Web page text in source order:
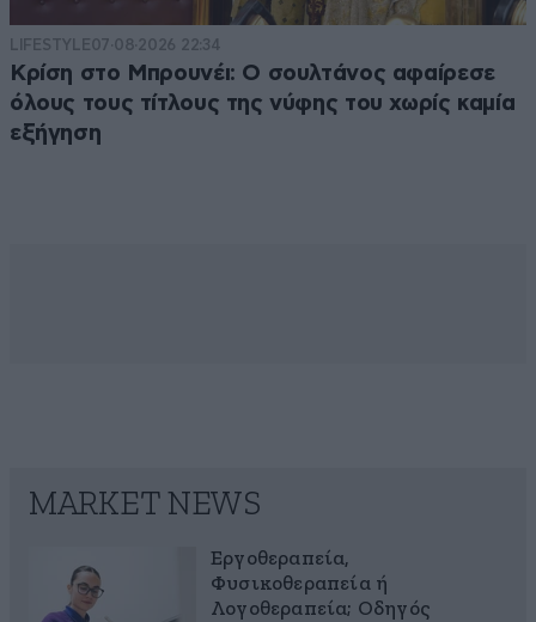
LIFESTYLE07·08·2026 22:34
Κρίση στο Μπρουνέι: Ο σουλτάνος αφαίρεσε
όλους τους τίτλους της νύφης του χωρίς καμία
εξήγηση
MARKET NEWS
Εργοθεραπεία,
Φυσικοθεραπεία ή
Λογοθεραπεία; Οδηγός